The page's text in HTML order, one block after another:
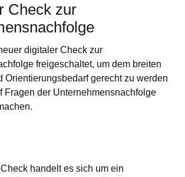
Check zur
digitaler Check zur
freigeschaltet, um dem breiten
Orientierungsbedarf gerecht zu werden
Fragen der Unternehmensnachfolge
handelt es sich um ein